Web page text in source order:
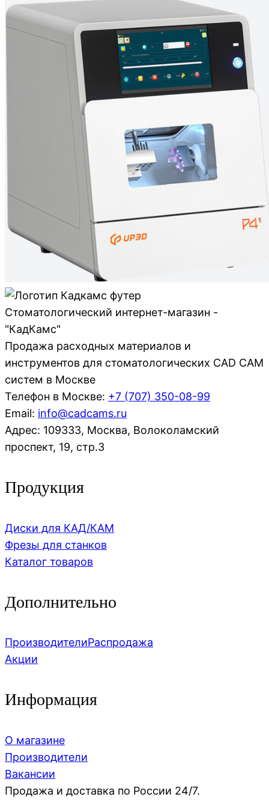
Стоматологический интернет-магазин -
"КадКамс"
Продажа расходных материалов и
инструментов для стоматологических CAD CAM
систем в Москве
Телефон в Москве: +7 (707) 350-08-99
Email: info@cadcams.ru
Адрес: 109333, Москва, Волоколамский
проспект, 19, стр.3
Продукция
Диски для КАД/КАМ
Фрезы для станков
Каталог товаров
Дополнительно
ПроизводителиРаспродажа
Акции
Информация
О магазине
Производители
Вакансии
Продажа и доставка по России 24/7.